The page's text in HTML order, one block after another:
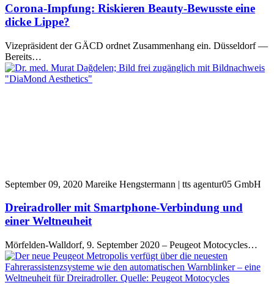
Corona-Impfung: Riskieren Beauty-Bewusste eine
dicke Lippe?
Vizepräsident der GÄCD ordnet Zusammenhang ein. Düsseldorf —
Bereits…
September 09, 2020 Mareike Hengstermann | tts agentur05 GmbH
Dreiradroller mit Smartphone-Verbindung und
einer Weltneuheit
Mörfelden-Walldorf, 9. September 2020 – Peugeot Motocycles…